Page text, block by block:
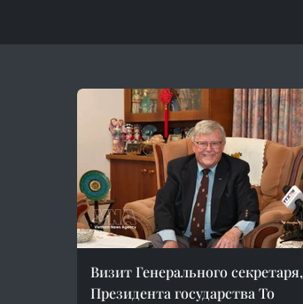
Визит Генерального секретаря,
Президента государства То